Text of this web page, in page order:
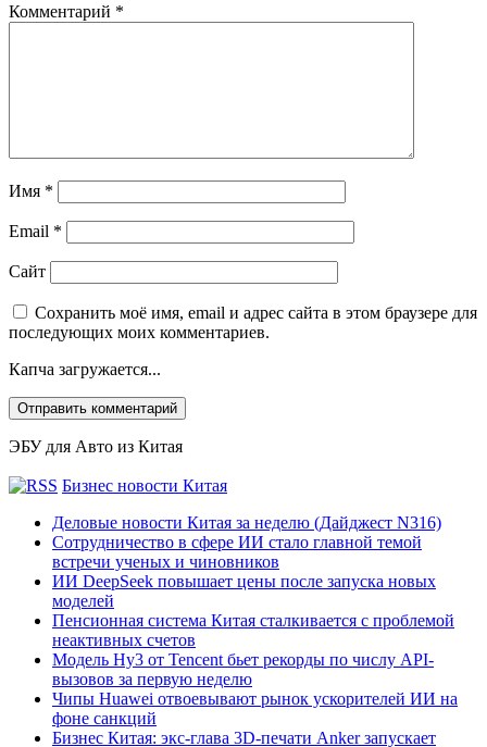
Комментарий *
Имя *
Email *
Сайт
Сохранить моё имя, email и адрес сайта в этом браузере для
последующих моих комментариев.
Капча загружается...
ЭБУ для Авто из Китая
Бизнес новости Китая
Деловые новости Китая за неделю (Дайджест N316)
Сотрудничество в сфере ИИ стало главной темой
встречи ученых и чиновников
ИИ DeepSeek повышает цены после запуска новых
моделей
Пенсионная система Китая сталкивается с проблемой
неактивных счетов
Модель Hy3 от Tencent бьет рекорды по числу API-
вызовов за первую неделю
Чипы Huawei отвоевывают рынок ускорителей ИИ на
фоне санкций
Бизнес Китая: экс-глава 3D-печати Anker запускает